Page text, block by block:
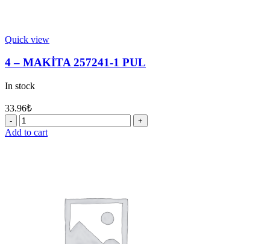
Quick view
4 – MAKİTA 257241-1 PUL
In stock
33.96₺
4
-
Add to cart